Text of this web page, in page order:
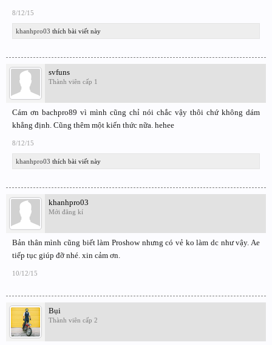
8/12/15
khanhpro03 thích bài viết này
svfuns
Thành viên cấp 1
Cám ơn bachpro89 vì mình cũng chỉ nói chắc vậy thôi chứ không dám
khẳng định. Cũng thêm một kiến thức nữa. hehee
8/12/15
khanhpro03 thích bài viết này
khanhpro03
Mới đăng kí
Bản thân mình cũng biết làm Proshow nhưng có vẻ ko làm dc như vậy. Ae
tiếp tục giúp đỡ nhé. xin cảm ơn.
10/12/15
Bụi
Thành viên cấp 2